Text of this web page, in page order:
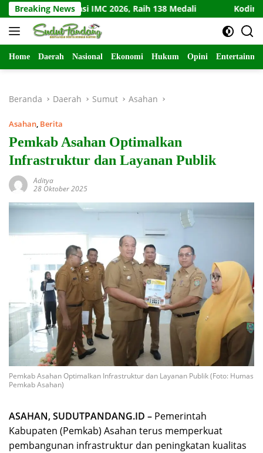
Langsung
ke
konten
Breaking News
Dominasi IMC 2026, Raih 138 Medali Kodim Kediri
Home Daerah Nasional Ekonomi Hukum Opini
Beranda Daerah Sumut Asahan
Asahan, Berita
Pemkab Asahan Optimalkan
Infrastruktur dan Layanan Publik
Aditya
28 Oktober 2025
Pemkab Asahan Optimalkan Infrastruktur dan Layanan Publik (Foto: Humas
Pemkab Asahan)
ASAHAN, SUDUTPANDANG.ID – Pemerintah
Kabupaten (Pemkab) Asahan terus memperkuat
pembangunan infrastruktur dan peningkatan kualitas